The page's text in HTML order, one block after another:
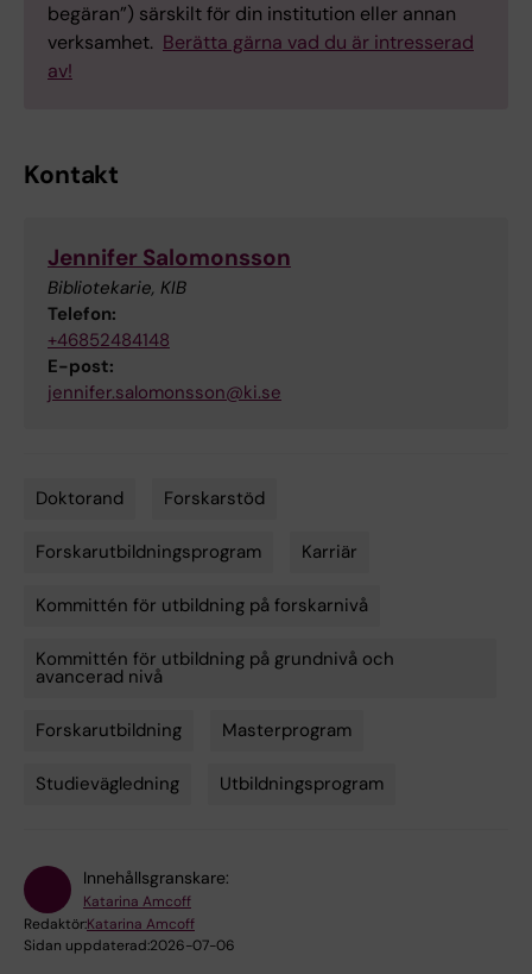
begäran”) särskilt för din institution eller annan
verksamhet. Berätta gärna vad du är intresserad
av!
Kontakt
Jennifer Salomonsson
Bibliotekarie, KIB
Telefon:
+46852484148
E-post:
jennifer.salomonsson@ki.se
Doktorand Forskarstöd
Forskarutbildningsprogram Karriär
Kommittén för utbildning på forskarnivå
Kommittén för utbildning på grundnivå och
avancerad nivå
Forskarutbildning Masterprogram
Studievägledning Utbildningsprogram
Innehållsgranskare:
Katarina Amcoff
Redaktör:Katarina Amcoff
Sidan uppdaterad:2026-07-06